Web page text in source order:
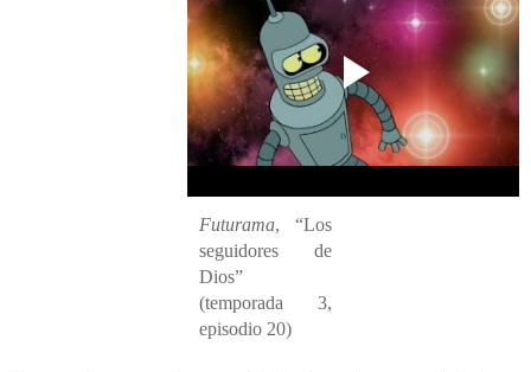
Futurama, “Los
seguidores de
Dios”
(temporada 3,
episodio 20)